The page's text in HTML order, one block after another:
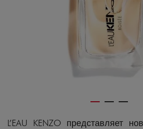
L’EAU KENZO представляет